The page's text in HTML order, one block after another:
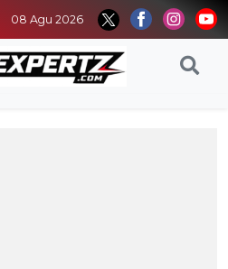
08 Agu 2026